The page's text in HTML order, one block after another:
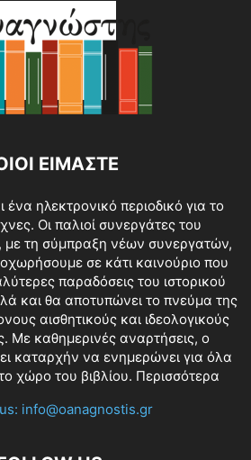
ΕΙΜΑΣΤΕ
ηλεκτρονικό περιοδικό για το
Οι παλιοί συνεργάτες του
με τη σύμπραξη νέων συνεργατών,
σε κάτι καινούριο που
παραδόσεις του ιστορικού
και θα αποτυπώνει το πνεύμα της
αισθητικούς και ιδεολογικούς
Με καθημερινές αναρτήσεις, ο
καταρχήν να ενημερώνει για όλα
χώρο του βιβλίου. Περισσότερα
info@oanagnostis.gr